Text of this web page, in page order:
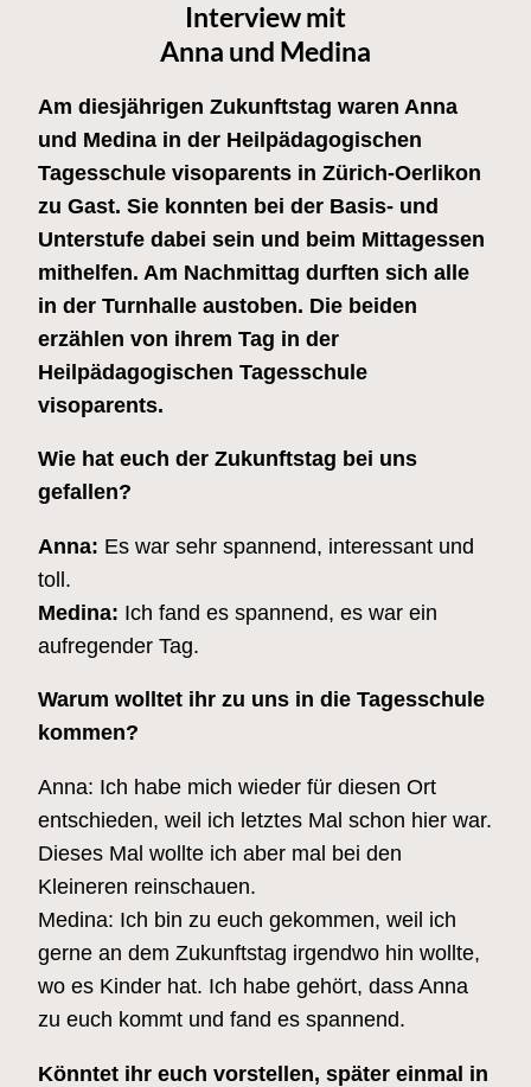
Interview mit
Anna und Medina
Am diesjährigen Zukunftstag waren Anna
und Medina in der Heilpädagogischen
Tagesschule visoparents in Zürich-Oerlikon
zu Gast. Sie konnten bei der Basis- und
Unterstufe dabei sein und beim Mittagessen
mithelfen. Am Nachmittag durften sich alle
in der Turnhalle austoben. Die beiden
erzählen von ihrem Tag in der
Heilpädagogischen Tagesschule
visoparents.
Wie hat euch der Zukunftstag bei uns
gefallen?
Anna: Es war sehr spannend, interessant und
toll.
Medina: Ich fand es spannend, es war ein
aufregender Tag.
Warum wolltet ihr zu uns in die Tagesschule
kommen?
Anna: Ich habe mich wieder für diesen Ort
entschieden, weil ich letztes Mal schon hier war.
Dieses Mal wollte ich aber mal bei den
Kleineren reinschauen.
Medina: Ich bin zu euch gekommen, weil ich
gerne an dem Zukunftstag irgendwo hin wollte,
wo es Kinder hat. Ich habe gehört, dass Anna
zu euch kommt und fand es spannend.
Könntet ihr euch vorstellen, später einmal in